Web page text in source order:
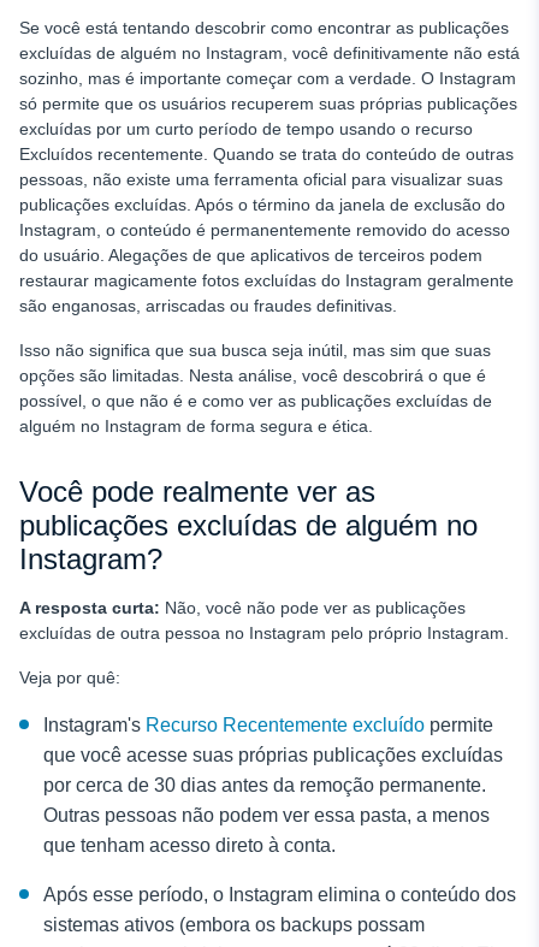
Se você está tentando descobrir como encontrar as publicações
excluídas de alguém no Instagram, você definitivamente não está
sozinho, mas é importante começar com a verdade. O Instagram
só permite que os usuários recuperem suas próprias publicações
excluídas por um curto período de tempo usando o recurso
Excluídos recentemente. Quando se trata do conteúdo de outras
pessoas, não existe uma ferramenta oficial para visualizar suas
publicações excluídas. Após o término da janela de exclusão do
Instagram, o conteúdo é permanentemente removido do acesso
do usuário. Alegações de que aplicativos de terceiros podem
restaurar magicamente fotos excluídas do Instagram geralmente
são enganosas, arriscadas ou fraudes definitivas.
Isso não significa que sua busca seja inútil, mas sim que suas
opções são limitadas. Nesta análise, você descobrirá o que é
possível, o que não é e como ver as publicações excluídas de
alguém no Instagram de forma segura e ética.
Você pode realmente ver as
publicações excluídas de alguém no
Instagram?
A resposta curta: Não, você não pode ver as publicações
excluídas de outra pessoa no Instagram pelo próprio Instagram.
Veja por quê:
Instagram's Recurso Recentemente excluído permite
que você acesse suas próprias publicações excluídas
por cerca de 30 dias antes da remoção permanente.
Outras pessoas não podem ver essa pasta, a menos
que tenham acesso direto à conta.
Após esse período, o Instagram elimina o conteúdo dos
sistemas ativos (embora os backups possam
Como ver as histórias excluídas de alguém no Instagram
Aplicativos de terceiros que afirmam mostrar publicações
excluídas
Considerações legais e éticas
Para os pais: Monitoramento da atividade de adolescentes
no Instagram
Como evitar que suas postagens sejam recuperadas
Conclusão